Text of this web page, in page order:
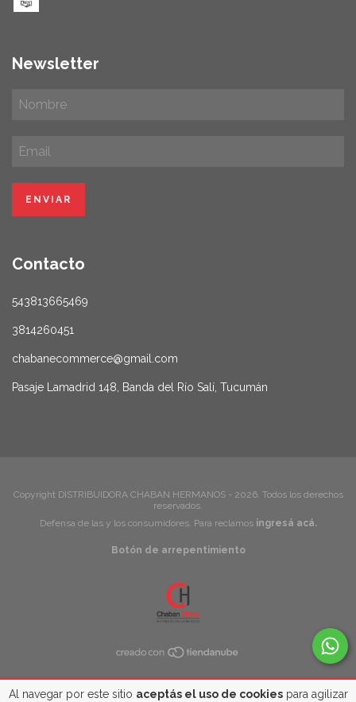
Al navegar por este sitio aceptás el uso de cookiespara agilizar
Newsletter
Contacto
543813665469
3814260451
chabanecommerce@gmail.com
Pasaje Lamadrid 148, Banda del Río Salí, Tucumán
Copyright DISTRIBUIDORA CHABAN HERMANOS - 2026. Todos los derechos
reservados.
Defensa de las y los consumidores. Para reclamos ingresá acá.
Botón de arrepentimiento